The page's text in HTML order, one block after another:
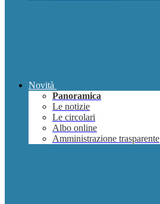
Novità
Panoramica
Le notizie
Le circolari
Albo online
Amministrazione trasparente